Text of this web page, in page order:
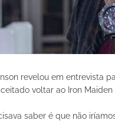
revelou em entrevista
voltar ao Iron Maiden
saber é que não